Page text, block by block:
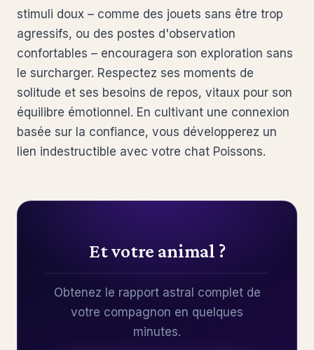
stimuli doux – comme des jouets sans être trop
agressifs, ou des postes d'observation
confortables – encouragera son exploration sans
le surcharger. Respectez ses moments de
solitude et ses besoins de repos, vitaux pour son
équilibre émotionnel. En cultivant une connexion
basée sur la confiance, vous développerez un
lien indestructible avec votre chat Poissons.
Et votre animal ?
Obtenez le rapport astral complet de
votre compagnon en quelques
minutes.